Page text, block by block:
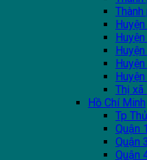
Thị xã
Hồ Chí Minh
Tp
Quận 1
Quận 3
Quận